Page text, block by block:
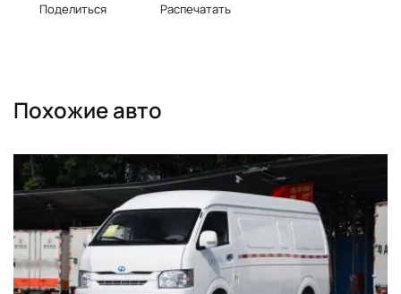
Поделиться Распечатать
Похожие авто